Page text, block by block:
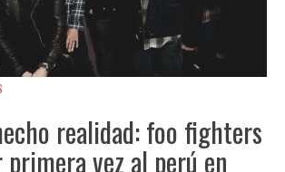
realidad: foo fighters
vez al perú en